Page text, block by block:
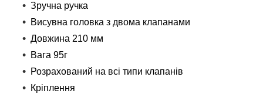
Зручна ручка
Висувна головка з двома клапанами
Довжина 210 мм
Вага 95г
Розрахований на всі типи клапанів
Кріплення